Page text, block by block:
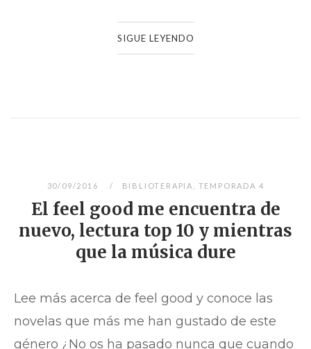
SIGUE LEYENDO
30/09/2016 BIBLIOTERAPIA TEMPORADA 4
El feel good me encuentra de
nuevo, lectura top 10 y mientras
que la música dure
Lee más acerca de feel good y conoce las
novelas que más me han gustado de este
género ¿No os ha pasado nunca que cuando